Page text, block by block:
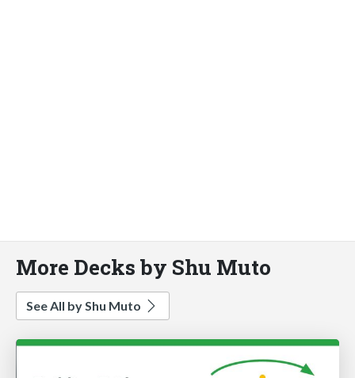
More Decks by Shu Muto
See All by Shu Muto